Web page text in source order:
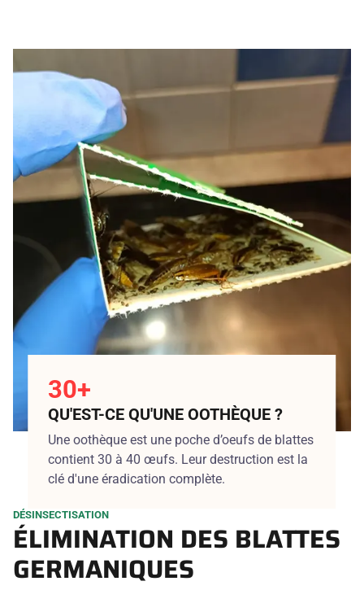
DÉSINSECTISATION
ÉLIMINATION DES BLATTES
GERMANIQUES
30+
QU'EST-CE QU'UNE OOTHÈQUE ?
Une oothèque est une poche d’oeufs de blattes
contient 30 à 40 œufs. Leur destruction est la
clé d'une éradication complète.